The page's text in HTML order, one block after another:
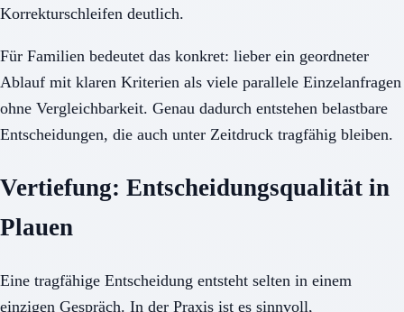
Korrekturschleifen deutlich.
Für Familien bedeutet das konkret: lieber ein geordneter
Ablauf mit klaren Kriterien als viele parallele Einzelanfragen
ohne Vergleichbarkeit. Genau dadurch entstehen belastbare
Entscheidungen, die auch unter Zeitdruck tragfähig bleiben.
Vertiefung: Entscheidungsqualität in
Plauen
Eine tragfähige Entscheidung entsteht selten in einem
einzigen Gespräch. In der Praxis ist es sinnvoll,